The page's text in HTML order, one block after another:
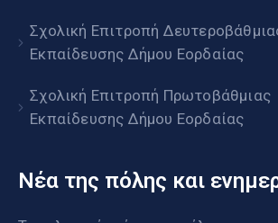
Σχολική Επιτροπή
Εκπαίδευσης Δήμου Εορδαίας
Σχολική Επιτροπή Πρωτοβάθμιας
Εκπαίδευσης Δήμου Εορδαίας
Νέα της πόλης και